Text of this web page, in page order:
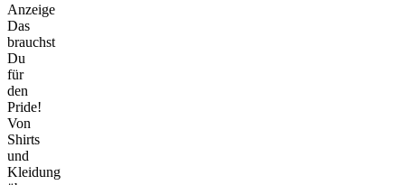
Anzeige
Das
brauchst
Du
für
den
Pride!
Von
Shirts
und
Kleidung